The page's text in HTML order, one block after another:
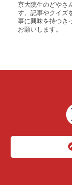
京大院生のどやさ
す。記事やクイズ
事に興味を持つき
お願いします。